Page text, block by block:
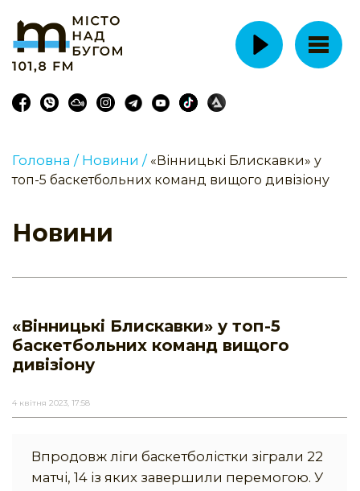
Головна / Новини / «Вінницькі Блискавки» у
топ-5 баскетбольних команд вищого дивізіону
Новини
«Вінницькі Блискавки» у топ-5
баскетбольних команд вищого
дивізіону
4 квітня 2023, 17:58
Впродовж ліги баскетболістки зіграли 22
матчі, 14 із яких завершили перемогою. У